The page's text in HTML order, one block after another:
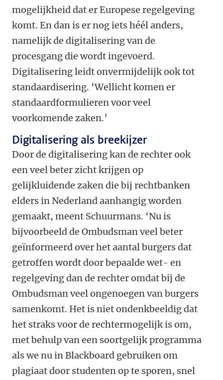
mogelijkheid dat er Europese regelgeving
komt. En dan is er nog iets héél anders,
namelijk de digitalisering van de
procesgang die wordt ingevoerd.
Digitalisering leidt onvermijdelijk ook tot
standaardisering. ‘Wellicht komen er
standaardformulieren voor veel
voorkomende zaken.’
Digitalisering als breekijzer
Door de digitalisering kan de rechter ook
een veel beter zicht krijgen op
gelijkluidende zaken die bij rechtbanken
elders in Nederland aanhangig worden
gemaakt, meent Schuurmans. ‘Nu is
bijvoorbeeld de Ombudsman veel beter
geïnformeerd over het aantal burgers dat
getroffen wordt door bepaalde wet- en
regelgeving dan de rechter omdat bij de
Ombudsman veel ongenoegen van burgers
samenkomt. Het is niet ondenkbeeldig dat
het straks voor de rechtermogelijk is om,
met behulp van een soortgelijk programma
als we nu in Blackboard gebruiken om
plagiaat door studenten op te sporen, snel